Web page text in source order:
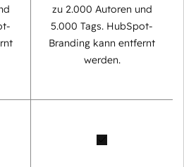
zu 2.000 Autoren und
5.000 Tags. HubSpot-
Branding kann entfernt
werden.